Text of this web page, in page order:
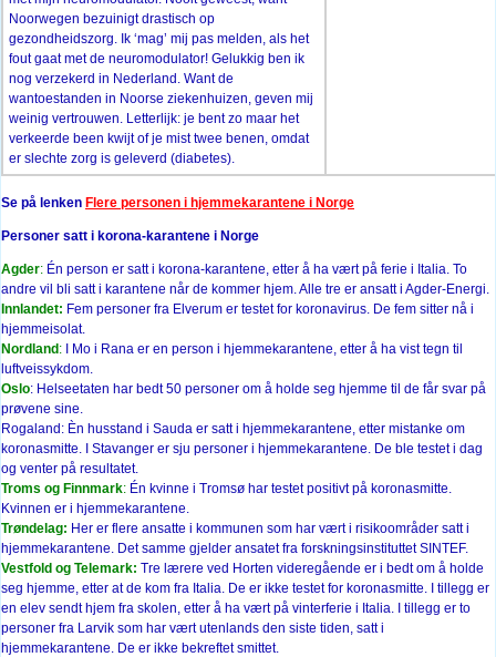
Noorwegen bezuinigt drastisch op
gezondheidszorg. Ik ‘mag’ mij pas melden, als het
fout gaat met de neuromodulator! Gelukkig ben ik
nog verzekerd in Nederland. Want de
wantoestanden in Noorse ziekenhuizen, geven mij
weinig vertrouwen. Letterlijk: je bent zo maar het
verkeerde been kwijt of je mist twee benen, omdat
er slechte zorg is geleverd (diabetes).
Se på lenken Flere personen i hjemmekarantene i Norge
Personer satt i korona-karantene i Norge
Agder: Én person er satt i korona-karantene, etter å ha vært på ferie i Italia. To
andre vil bli satt i karantene når de kommer hjem. Alle tre er ansatt i Agder-Energi.
Innlandet: Fem personer fra Elverum er testet for koronavirus. De fem sitter nå i
hjemmeisolat.
Nordland: I Mo i Rana er en person i hjemmekarantene, etter å ha vist tegn til
luftveissykdom.
Oslo: Helseetaten har bedt 50 personer om å holde seg hjemme til de får svar på
prøvene sine.
Rogaland: Èn husstand i Sauda er satt i hjemmekarantene, etter mistanke om
koronasmitte. I Stavanger er sju personer i hjemmekarantene. De ble testet i dag
og venter på resultatet.
Troms og Finnmark: Én kvinne i Tromsø har testet positivt på koronasmitte.
Kvinnen er i hjemmekarantene.
Trøndelag: Her er flere ansatte i kommunen som har vært i risikoområder satt i
hjemmekarantene. Det samme gjelder ansatet fra forskningsinstituttet SINTEF.
Vestfold og Telemark: Tre lærere ved Horten videregående er i bedt om å holde
seg hjemme, etter at de kom fra Italia. De er ikke testet for koronasmitte. I tillegg er
en elev sendt hjem fra skolen, etter å ha vært på vinterferie i Italia. I tillegg er to
personer fra Larvik som har vært utenlands den siste tiden, satt i
hjemmekarantene. De er ikke bekreftet smittet.